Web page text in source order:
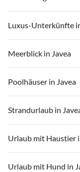
Luxus-Unterkünfte
Meerblick in Javea
Poolhäuser in Javea
Strandurlaub in
Urlaub mit Haustier
Urlaub mit Hund in